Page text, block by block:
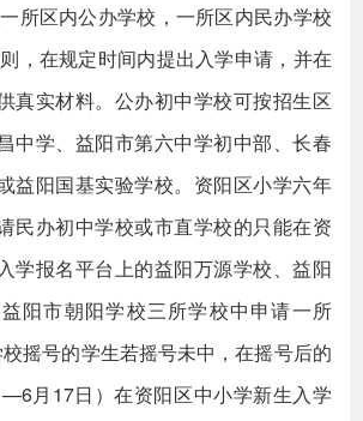
所区内公办学校，一所区内民办学校
，在规定时间内提出入学申请，并在
真实材料。公办初中学校可按招生区
中学、益阳市第六中学初中部、长春
益阳国基实验学校。资阳区小学六年
民办初中学校或市直学校的只能在资
学报名平台上的益阳万源学校、益阳
阳市朝阳学校三所学校中申请一所
校摇号的学生若摇号未中，在摇号后的
月17日）在资阳区中小学新生入学